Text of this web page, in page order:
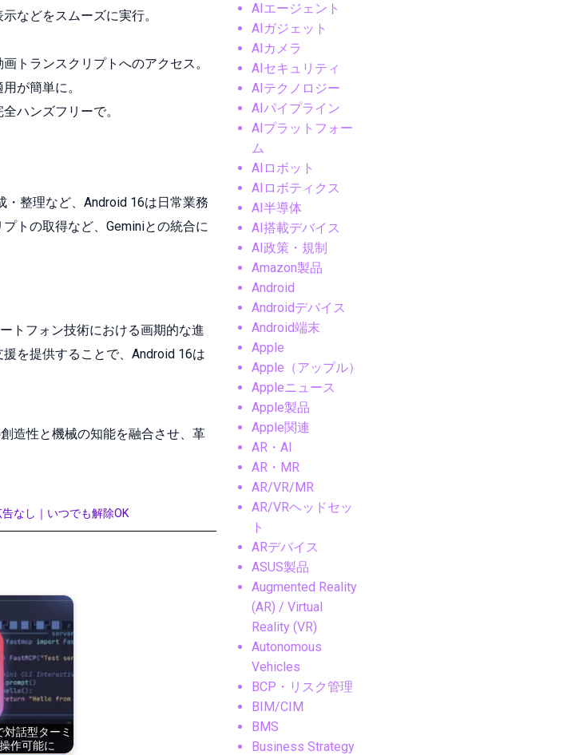
などをスムーズに実行。
トランスクリプトへのアクセス。
が簡単に。
ハンズフリーで。
整理など、Android 16は日常業務
トの取得など、Geminiとの統合に
トフォン技術における画期的な進
を提供することで、Android 16は
造性と機械の知能を融合させ、革
なし｜いつでも解除OK
話型ターミ
作可能に
AIエージェント
AIガジェット
AIカメラ
AIセキュリティ
AIテクノロジー
AIパイプライン
AIプラットフォー
ム
AIロボット
AIロボティクス
AI半導体
AI搭載デバイス
AI政策・規制
Amazon製品
Android
Androidデバイス
Android端末
Apple
Apple（アップル）
Appleニュース
Apple製品
Apple関連
AR・AI
AR・MR
AR/VR/MR
AR/VRヘッドセッ
ト
ARデバイス
ASUS製品
Augmented Reality
(AR) / Virtual
Reality (VR)
Autonomous
Vehicles
BCP・リスク管理
BIM/CIM
BMS
Business Strategy